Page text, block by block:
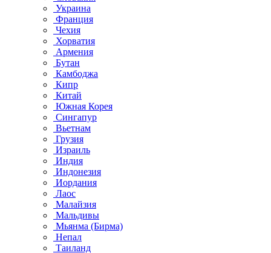
Украина
Франция
Чехия
Хорватия
Армения
Бутан
Камбоджа
Кипр
Китай
Южная Корея
Сингапур
Вьетнам
Грузия
Израиль
Индия
Индонезия
Иордания
Лаос
Малайзия
Мальдивы
Мьянма (Бирма)
Непал
Таиланд